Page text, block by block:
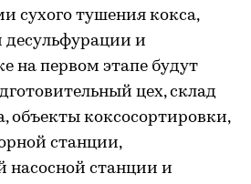
сухого тушения кокса,
десульфурации и
на первом этапе будут
цех, склад
объекты коксосортировки,
станции,
насосной станции и